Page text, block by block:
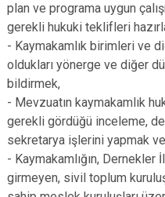
plan ve programa uygun
gerekli hukuki teklifleri
- Kaymakamlık birimleri ve
oldukları yönerge ve diğer
bildirmek,
- Mevzuatın kaymakamlık
gerekli gördüğü inceleme,
sekretarya işlerini yapmak
- Kaymakamlığın, Dernekler
girmeyen, sivil toplum